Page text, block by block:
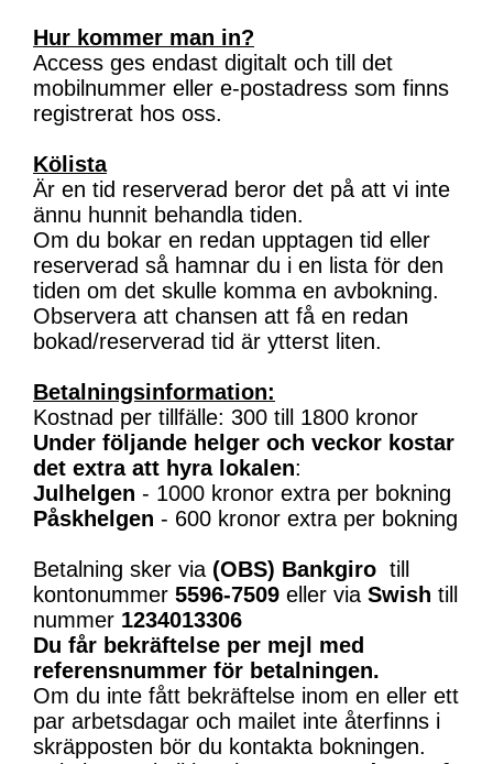
Hur kommer man in?
Access ges endast digitalt och till det
mobilnummer eller e-postadress som finns
registrerat hos oss.
Kölista
Är en tid reserverad beror det på att vi inte
ännu hunnit behandla tiden.
Om du bokar en redan upptagen tid eller
reserverad så hamnar du i en lista för den
tiden om det skulle komma en avbokning.
Observera att chansen att få en redan
bokad/reserverad tid är ytterst liten.
Betalningsinformation:
Kostnad per tillfälle: 300 till 1800 kronor
Under följande helger och veckor kostar
det extra att hyra lokalen:
Julhelgen - 1000 kronor extra per bokning
Påskhelgen - 600 kronor extra per bokning
Betalning sker via (OBS) Bankgiro till
kontonummer 5596-7509 eller via Swish till
nummer 1234013306
Du får bekräftelse per mejl med
referensnummer för betalningen.
Om du inte fått bekräftelse inom en eller ett
par arbetsdagar och mailet inte återfinns i
skräpposten bör du kontakta bokningen.